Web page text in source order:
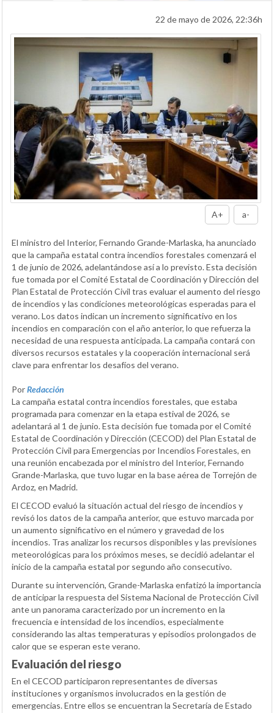
22 de mayo de 2026, 22:36h
A+ a-
El ministro del Interior, Fernando Grande-Marlaska, ha anunciado
que la campaña estatal contra incendios forestales comenzará el
1 de junio de 2026, adelantándose así a lo previsto. Esta decisión
fue tomada por el Comité Estatal de Coordinación y Dirección del
Plan Estatal de Protección Civil tras evaluar el aumento del riesgo
de incendios y las condiciones meteorológicas esperadas para el
verano. Los datos indican un incremento significativo en los
incendios en comparación con el año anterior, lo que refuerza la
necesidad de una respuesta anticipada. La campaña contará con
diversos recursos estatales y la cooperación internacional será
clave para enfrentar los desafíos del verano.
PorRedacción
La campaña estatal contra incendios forestales, que estaba
programada para comenzar en la etapa estival de 2026, se
adelantará al 1 de junio. Esta decisión fue tomada por el Comité
Estatal de Coordinación y Dirección (CECOD) del Plan Estatal de
Protección Civil para Emergencias por Incendios Forestales, en
una reunión encabezada por el ministro del Interior, Fernando
Grande-Marlaska, que tuvo lugar en la base aérea de Torrejón de
Ardoz, en Madrid.
El CECOD evaluó la situación actual del riesgo de incendios y
revisó los datos de la campaña anterior, que estuvo marcada por
un aumento significativo en el número y gravedad de los
incendios. Tras analizar los recursos disponibles y las previsiones
meteorológicas para los próximos meses, se decidió adelantar el
inicio de la campaña estatal por segundo año consecutivo.
Durante su intervención, Grande-Marlaska enfatizó la importancia
de anticipar la respuesta del Sistema Nacional de Protección Civil
ante un panorama caracterizado por un incremento en la
frecuencia e intensidad de los incendios, especialmente
considerando las altas temperaturas y episodios prolongados de
calor que se esperan este verano.
Evaluación del riesgo
En el CECOD participaron representantes de diversas
instituciones y organismos involucrados en la gestión de
emergencias. Entre ellos se encuentran la Secretaría de Estado